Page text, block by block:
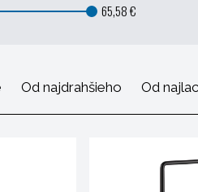
65,58 €
Od najdrahšieho Od